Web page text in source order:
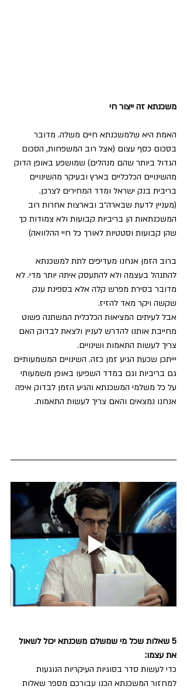
משכנתא זה ייצור חי
האמת היא שלמשכנתא חיים משלה. מדובר
בסכום כסף עצום (אצל רוב המשפחות, הסכום
הגדול ביותר שהם מנהלים) שמושפע באופן הדוק
מהשינויים הכלכליים בארץ ובעיקר מהשינויים
בריבית בנק ישראל ומדד המחירים לצרכן.
(מעניין לדעת שבארה״ב ובארצות אחרות רוב
המשכנתאות הן בריביות קבועות ולא צמודות כך
שהן קבועות וסטטיות לאורך כל חיי ההלוואה)
ברוב הזמן אנחנו מעדיפים לתת למשכנתא
להתנהל בעצמה ולא להתעסק איתה יותר מדי. לא
מדובר בסירת מפרש קלה אלא בספינת ענק
שקשה ויקר מאד להזיז.
אבל לעיתים המציאות הכלכלית המשתנה פשוט
מחייבת אותנו להדרש לעניין ולצאת לבדוק האם
צריך לעשות התאמות ושינויים.
יייתכן שכעת הגיע זמן כזה. השינויים המשמעותיים
גם בריביות וגם במדד השפיעו באופן משמעותי
על כל משלמי המשכנתא והגיע הזמן לבדוק איפה
אנחנו נמצאים והאם צריך לעשות התאמות.
5 שאלות שכל מי שמשלם משכנתא יכול לשאול
את עצמו:
כדי לעשות סדר בסוגיות העיקריות הנוגעות
למחזור המשכנתא הכנו עבורכם מספר שאלות